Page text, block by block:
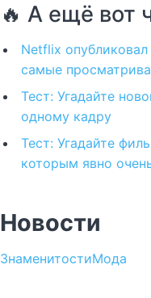
🔥 А ещё вот
Netflix
самые
Тест: Угадайте
одному кадру
Тест: Угадайте
которым явно
Новости
ЗнаменитостиМода